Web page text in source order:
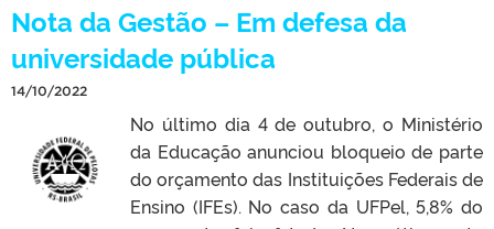
Nota da Gestão – Em defesa da
universidade pública
14/10/2022
No último dia 4 de outubro, o Ministério
da Educação anunciou bloqueio de parte
do orçamento das Instituições Federais de
Ensino (IFEs). No caso da UFPel, 5,8% do